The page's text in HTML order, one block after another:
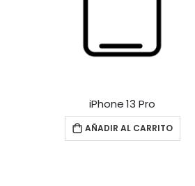
iPhone 13 Pro
AÑADIR AL CARRITO